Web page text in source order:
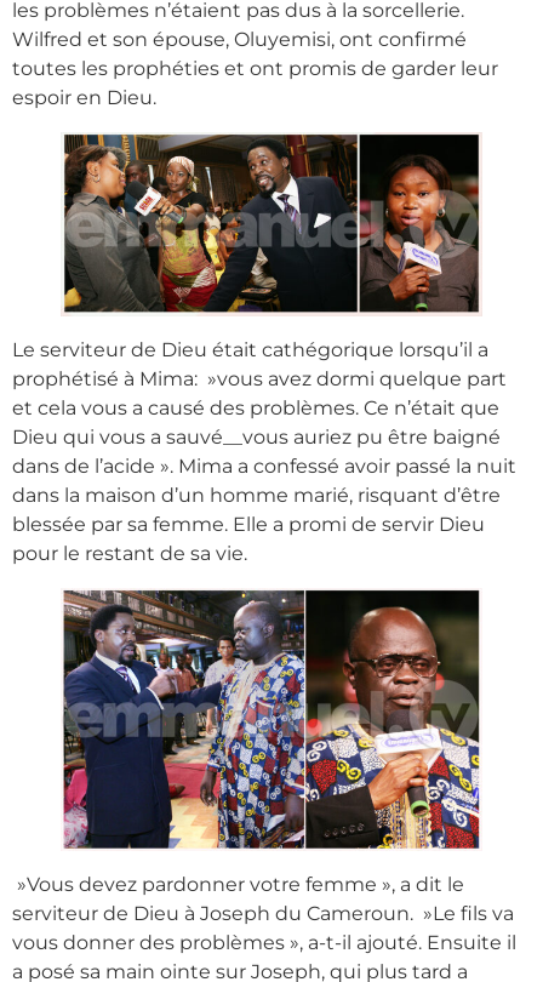
les problèmes n’étaient pas dus à la sorcellerie.
Wilfred et son épouse, Oluyemisi, ont confirmé
toutes les prophéties et ont promis de garder leur
espoir en Dieu.
Le serviteur de Dieu était cathégorique lorsqu’il a
prophétisé à Mima: »vous avez dormi quelque part
et cela vous a causé des problèmes. Ce n’était que
Dieu qui vous a sauvé__vous auriez pu être baigné
dans de l’acide ». Mima a confessé avoir passé la nuit
dans la maison d’un homme marié, risquant d’être
blessée par sa femme. Elle a promi de servir Dieu
pour le restant de sa vie.
»Vous devez pardonner votre femme », a dit le
serviteur de Dieu à Joseph du Cameroun. »Le fils va
vous donner des problèmes », a-t-il ajouté. Ensuite il
a posé sa main ointe sur Joseph, qui plus tard a